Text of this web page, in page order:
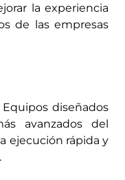
la experiencia
de las empresas
diseñados
avanzados del
ejecución rápida y